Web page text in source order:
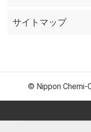
サイトマップ
© Nippon Chemi-